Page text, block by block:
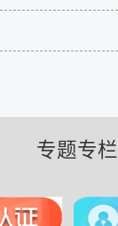
专题专栏